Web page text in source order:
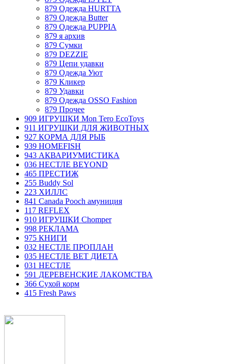
879 Одежда HURTTA
879 Одежда Butter
879 Одежда PUPPIA
879 я архив
879 Сумки
879 DEZZIE
879 Цепи удавки
879 Одежда Уют
879 Кликер
879 Удавки
879 Одежда OSSO Fashion
879 Прочее
909 ИГРУШКИ Mon Tero EcoToys
911 ИГРУШКИ ДЛЯ ЖИВОТНЫХ
927 КОРМА ДЛЯ РЫБ
939 HOMEFISH
943 АКВАРИУМИСТИКА
036 НЕСТЛЕ BEYOND
465 ПРЕСТИЖ
255 Buddy Sol
223 ХИЛЛC
841 Canada Poоch амуниция
117 REFLEX
910 ИГРУШКИ Chomper
998 РЕКЛАМА
975 КНИГИ
032 НЕСТЛЕ ПРОПЛАН
035 НЕСТЛЕ ВЕТ ДИЕТА
031 НЕСТЛЕ
591 ДЕРЕВЕНСКИЕ ЛАКОМСТВА
366 Сухой корм
415 Fresh Paws